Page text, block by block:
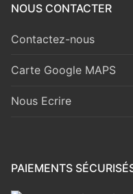
NOUS CONTACTER
Contactez-nous
Carte Google MAPS
Nous Ecrire
PAIEMENTS